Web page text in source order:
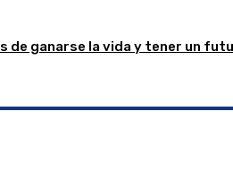
de ganarse la vida y tener un